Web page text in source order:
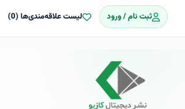
ثبت نام / ورود لیست علاقه‌مندی‌ها (0)